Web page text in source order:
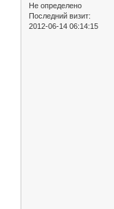
Не определено
Последний визит:
2012-06-14 06:14:15